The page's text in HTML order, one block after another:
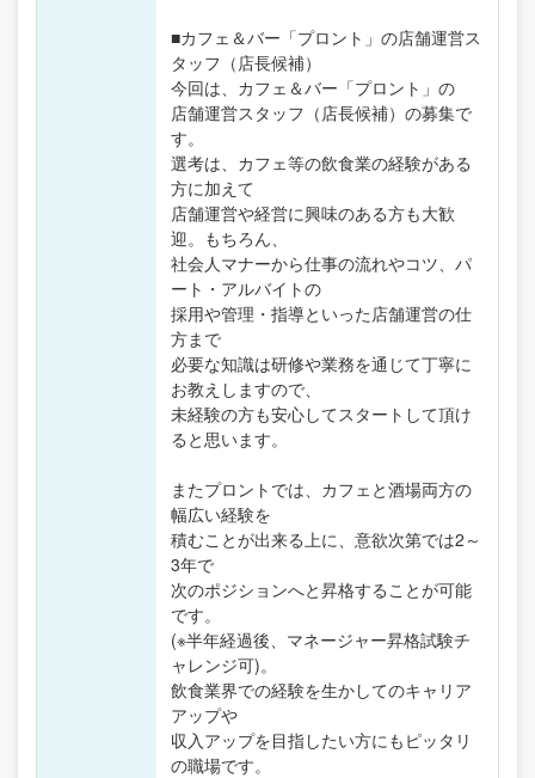
■カフェ＆バー「プロント」の店舗運営ス
タッフ（店長候補）
今回は、カフェ＆バー「プロント」の
店舗運営スタッフ（店長候補）の募集で
す。
選考は、カフェ等の飲食業の経験がある
方に加えて
店舗運営や経営に興味のある方も大歓
迎。もちろん、
社会人マナーから仕事の流れやコツ、パ
ート・アルバイトの
採用や管理・指導といった店舗運営の仕
方まで
必要な知識は研修や業務を通じて丁寧に
お教えしますので、
未経験の方も安心してスタートして頂け
ると思います。
またプロントでは、カフェと酒場両方の
幅広い経験を
積むことが出来る上に、意欲次第では2～
3年で
次のポジションへと昇格することが可能
です。
(※半年経過後、マネージャー昇格試験チ
ャレンジ可)。
飲食業界での経験を生かしてのキャリア
アップや
収入アップを目指したい方にもピッタリ
の職場です。